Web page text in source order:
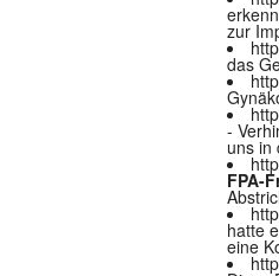
zur
das
-
uns in
FPA-
hatte
eine